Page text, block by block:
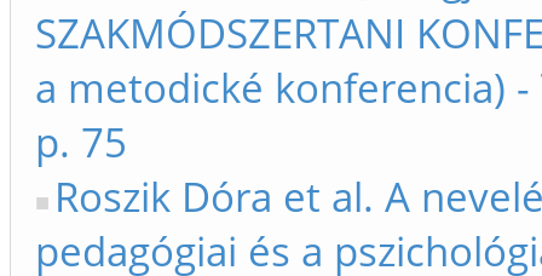
SZAKMÓDSZERTANI
a metodické konferencia) -
p. 75
Roszik Dóra et al. A
pedagógiai és a